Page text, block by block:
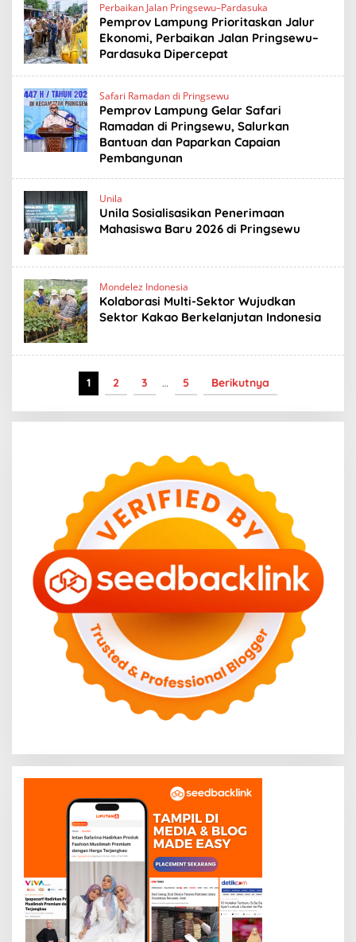
Perbaikan Jalan Pringsewu–Pardasuka
Pemprov Lampung Prioritaskan Jalur
Ekonomi, Perbaikan Jalan Pringsewu–
Pardasuka Dipercepat
Safari Ramadan di Pringsewu
Pemprov Lampung Gelar Safari
Ramadan di Pringsewu, Salurkan
Bantuan dan Paparkan Capaian
Pembangunan
Unila
Unila Sosialisasikan Penerimaan
Mahasiswa Baru 2026 di Pringsewu
Mondelez Indonesia
Kolaborasi Multi-Sektor Wujudkan
Sektor Kakao Berkelanjutan Indonesia
1 2 3 … 5 Berikutnya